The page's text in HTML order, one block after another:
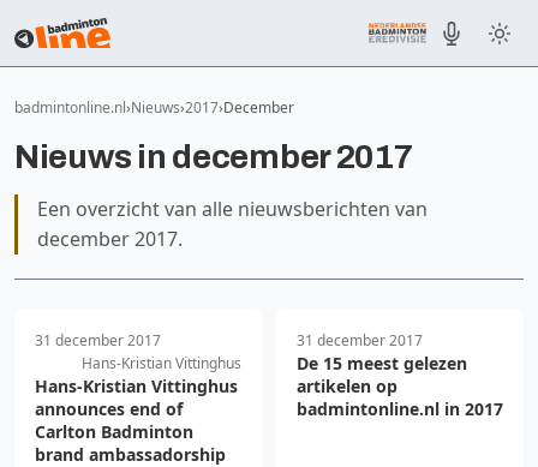
badmintonline.nl Nieuws 2017 December
Nieuws in december 2017
Een overzicht van alle nieuwsberichten van
december 2017.
31 december 2017
Hans-Kristian Vittinghus
Hans-Kristian Vittinghus
announces end of
Carlton Badminton
brand ambassadorship
31 december 2017
De 15 meest gelezen
artikelen op
badmintonline.nl in 2017